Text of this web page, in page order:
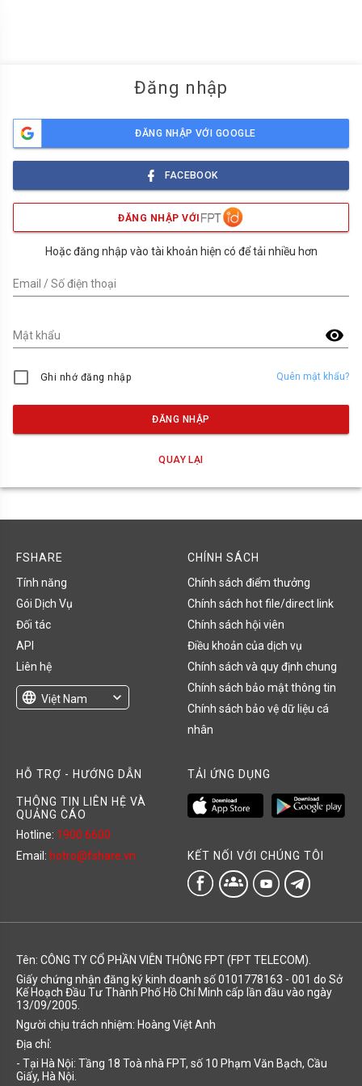
Đăng nhập
ĐĂNG NHẬP VỚI GOOGLE
FACEBOOK
ĐĂNG NHẬP VỚI
Hoặc đăng nhập vào tài khoản hiện có để tải nhiều hơn
Email / Số điện thoại
visibility
Mật khẩu
Ghi nhớ đăng nhập Quên mật khẩu?
ĐĂNG NHẬP
QUAY LẠI
FSHARE
Tính năng
Gói Dịch Vụ
Đối tác
API
Liên hệ
language Việt Nam
expand_more
CHÍNH SÁCH
Chính sách điểm thưởng
Chính sách hot file/direct link
Chính sách hội viên
Điều khoản của dịch vụ
Chính sách và quy định chung
Chính sách bảo mật thông tin
Chính sách bảo vệ dữ liệu cá
nhân
HỖ TRỢ - HƯỚNG DẪN
THÔNG TIN LIÊN HỆ VÀ
QUẢNG CÁO
Hotline: 1900 6600
Email: hotro@fshare.vn
TẢI ỨNG DỤNG
KẾT NỐI VỚI CHÚNG TÔI
groups
Tên: CÔNG TY CỔ PHẦN VIỄN THÔNG FPT (FPT TELECOM).
Giấy chứng nhận đăng ký kinh doanh số 0101778163 - 001 do Sở
Kế Hoạch Đầu Tư Thành Phố Hồ Chí Minh cấp lần đầu vào ngày
13/09/2005.
Người chịu trách nhiệm: Hoàng Việt Anh
Địa chỉ:
- Tại Hà Nội: Tầng 18 Toà nhà FPT, số 10 Phạm Văn Bạch, Cầu
Giấy, Hà Nội.